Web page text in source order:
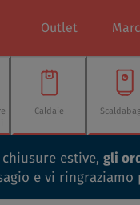
Outlet
Caldaie
estive, gli
e vi ringraziamo